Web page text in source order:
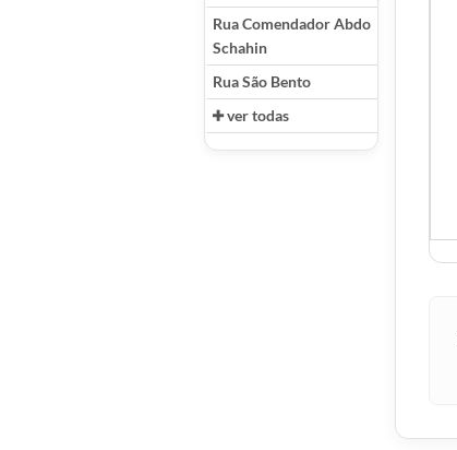
Rua Comendador Abdo
Schahin
Rua São Bento
ver todas